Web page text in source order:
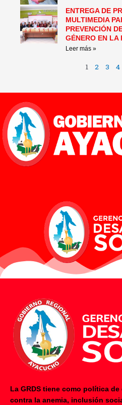
ENTREGA DE
MULTIMEDIA
PREVENCIÓN
GÉNERO EN LA
Leer más »
1 2 3 4
La GRDS tiene como política
contra la anemia, inclusión